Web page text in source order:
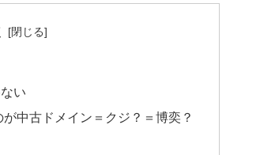
い
中古ドメイン＝クジ？＝博奕？